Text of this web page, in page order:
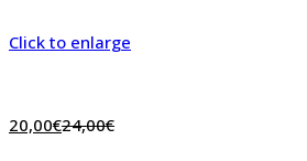
Click to enlarge
20,00€24,00€